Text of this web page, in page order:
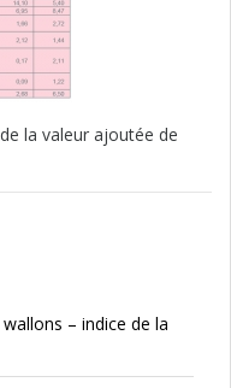
la valeur ajoutée de
– indice de la